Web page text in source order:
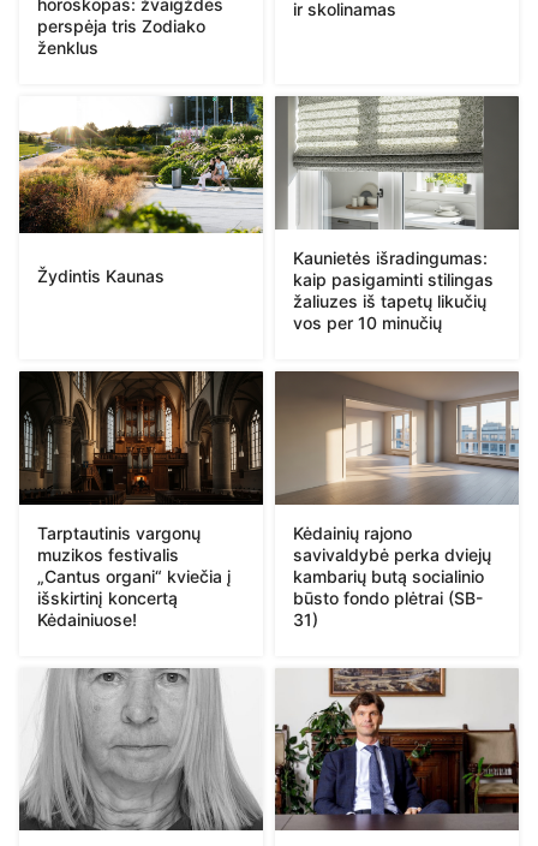
horoskopas: žvaigždės
perspėja tris Zodiako
ženklus
ir skolinamas
Žydintis Kaunas
Kaunietės išradingumas:
kaip pasigaminti stilingas
žaliuzes iš tapetų likučių
vos per 10 minučių
Tarptautinis vargonų
muzikos festivalis
„Cantus organi“ kviečia į
išskirtinį koncertą
Kėdainiuose!
Kėdainių rajono
savivaldybė perka dviejų
kambarių butą socialinio
būsto fondo plėtrai (SB-
31)